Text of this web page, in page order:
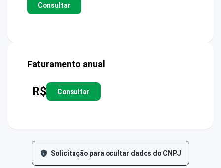
Consultar
Faturamento anual
R$ Consultar
Solicitação para ocultar dados do CNPJ